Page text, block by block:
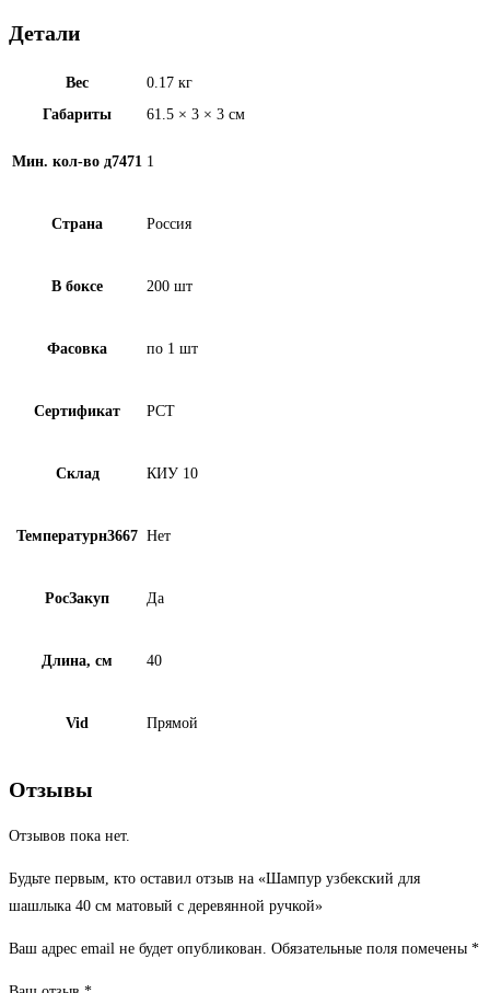
Детали
Вес
0.17 кг
Габариты
61.5 × 3 × 3 см
Мин. кол-во д7471 1
Страна Россия
В боксе 200 шт
Фасовка по 1 шт
Сертификат РСТ
Склад КИУ 10
Температурн3667 Нет
РосЗакуп Да
Длина, см 40
Vid Прямой
Отзывы
Отзывов пока нет.
Будьте первым, кто оставил отзыв на «Шампур узбекский для
шашлыка 40 см матовый с деревянной ручкой»
Ваш адрес email не будет опубликован. Обязательные поля помечены *